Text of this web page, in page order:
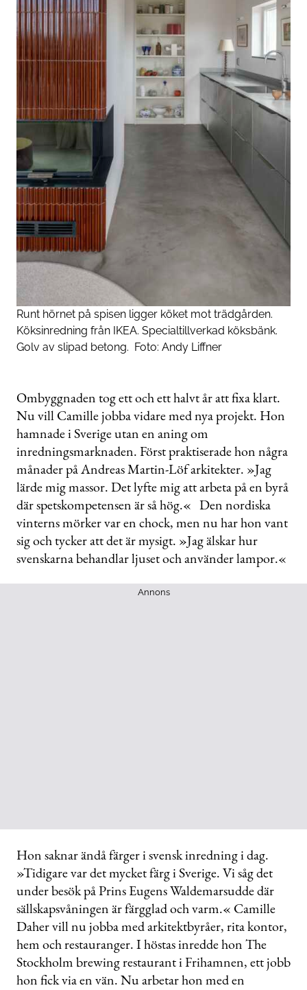
Runt hörnet på spisen ligger köket mot trädgården.
Köksinredning från IKEA. Specialtillverkad köksbänk.
Golv av slipad betong. Foto: Andy Liffner
Ombyggnaden tog ett och ett halvt år att fixa klart.
Nu vill Camille jobba vidare med nya projekt. Hon
hamnade i Sverige utan en aning om
inredningsmarknaden. Först praktiserade hon några
månader på Andreas Martin-Löf arkitekter. »Jag
lärde mig massor. Det lyfte mig att arbeta på en byrå
där spetskompetensen är så hög.« Den nordiska
vinterns mörker var en chock, men nu har hon vant
sig och tycker att det är mysigt. »Jag älskar hur
svenskarna behandlar ljuset och använder lampor.«
Annons
Hon saknar ändå färger i svensk inredning i dag.
»Tidigare var det mycket färg i Sverige. Vi såg det
under besök på Prins Eugens Waldemarsudde där
sällskapsvåningen är färgglad och varm.« Camille
Daher vill nu jobba med arkitektbyråer, rita kontor,
hem och restauranger. I höstas inredde hon The
Stockholm brewing restaurant i Frihamnen, ett jobb
hon fick via en vän. Nu arbetar hon med en